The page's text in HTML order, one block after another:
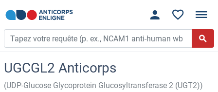
UGCGL2 Anticorps
(UDP-Glucose Glycoprotein Glucosyltransferase 2 (UGT2))